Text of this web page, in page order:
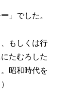
」でした。
もしくは行
たむろした
昭和時代を